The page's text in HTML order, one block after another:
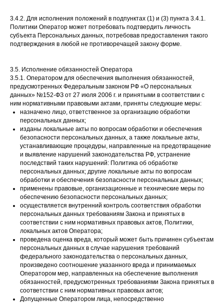
3.4.2. Для исполнения положений в подпунктах (1) и (3) пункта 3.4.1.
Политики Оператор может потребовать подтвердить личность
субъекта Персональных данных, потребовав предоставления такого
подтверждения в любой не противоречащей закону форме.
3.5. Исполнение обязанностей Оператора
3.5.1. Оператором для обеспечения выполнения обязанностей,
предусмотренных Федеральным законом РФ «О персональных
данных» №152-ФЗ от 27 июля 2006 г. и принятыми в соответствии с
ним нормативными правовыми актами, приняты следующие меры:
назначено лицо, ответственное за организацию обработки
персональных данных;
изданы локальные акты по вопросам обработки и обеспечения
безопасности персональных данных, а также локальные акты,
устанавливающие процедуры, направленные на предотвращение
и выявление нарушений законодательства РФ, устранение
последствий таких нарушений: Политика об обработке
персональных данных; другие локальные акты по вопросам
обработки и обеспечения безопасности персональных данных;
применены правовые, организационные и технические меры по
обеспечению безопасности персональных данных;
осуществляется внутренний контроль соответствия обработки
персональных данных требованиям Закона и принятых в
соответствии с ним нормативных правовых актов, Политики,
локальных актов Оператора;
проведена оценка вреда, который может быть причинен субъектам
персональных данных в случае нарушения требований
федерального законодательства о персональных данных,
произведено соотношение указанного вреда и принимаемых
Оператором мер, направленных на обеспечение выполнения
обязанностей, предусмотренных требованиями Закона принятых в
соответствии с ним нормативных правовых актов;
Допущенные Оператором лица, непосредственно